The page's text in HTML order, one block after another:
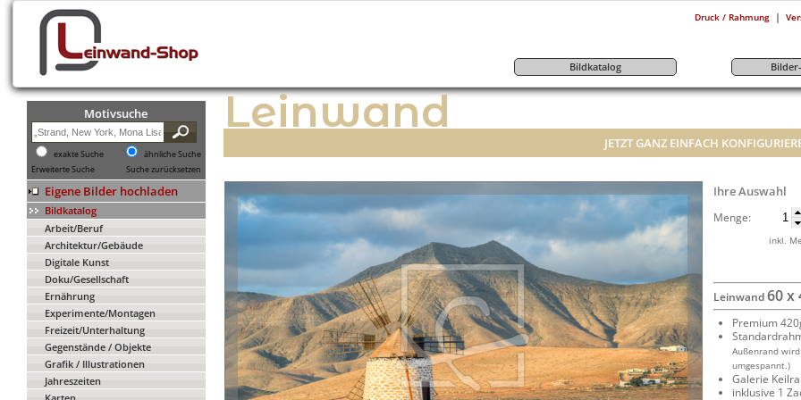
Druck / Rahmung |
Bildkatalog
Motivsuche
exakte Suche
ähnliche Suche
Erweiterte Suche
Suche zurücksetzen
Eigene Bilder hochladen
Bildkatalog
Arbeit/Beruf
Architektur/Gebäude
Digitale Kunst
Doku/Gesellschaft
Ernährung
Experimente/Montagen
Freizeit/Unterhaltung
Gegenstände / Objekte
Grafik / Illustrationen
Jahreszeiten
Leinwand
JETZT GANZ EINFACH
Ihre Auswahl
Menge:
inkl.
Leinwand60 x
Premium
Außenrand
umgespannt.)
Galerie
inklusive 1